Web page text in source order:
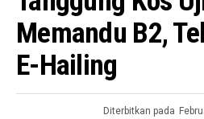
Memandu B2,
E-Hailing
Diterbitkan pada